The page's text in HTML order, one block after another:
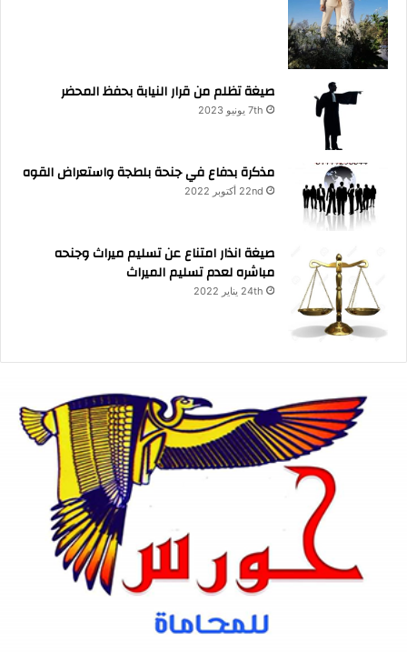
صيغة تظلم من قرار النيابة بحفظ المحضر
7th يونيو 2023
مذكرة بدفاع في جنحة بلطجة واستعراض القوه
22nd أكتوبر 2022
صيغة انذار امتناع عن تسليم ميراث وجنحه
مباشره لعدم تسليم الميراث
24th يناير 2022